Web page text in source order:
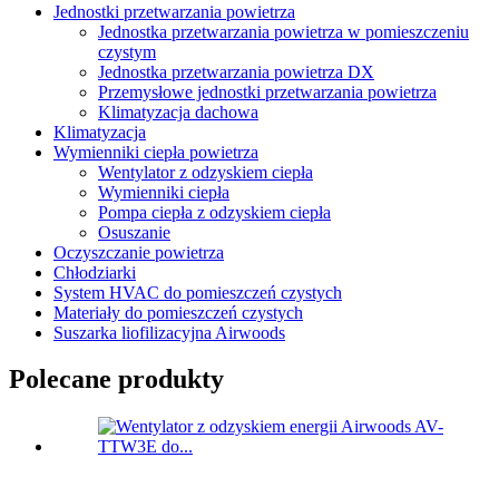
Jednostki przetwarzania powietrza
Jednostka przetwarzania powietrza w pomieszczeniu
czystym
Jednostka przetwarzania powietrza DX
Przemysłowe jednostki przetwarzania powietrza
Klimatyzacja dachowa
Klimatyzacja
Wymienniki ciepła powietrza
Wentylator z odzyskiem ciepła
Wymienniki ciepła
Pompa ciepła z odzyskiem ciepła
Osuszanie
Oczyszczanie powietrza
Chłodziarki
System HVAC do pomieszczeń czystych
Materiały do ​​pomieszczeń czystych
Suszarka liofilizacyjna Airwoods
Polecane produkty